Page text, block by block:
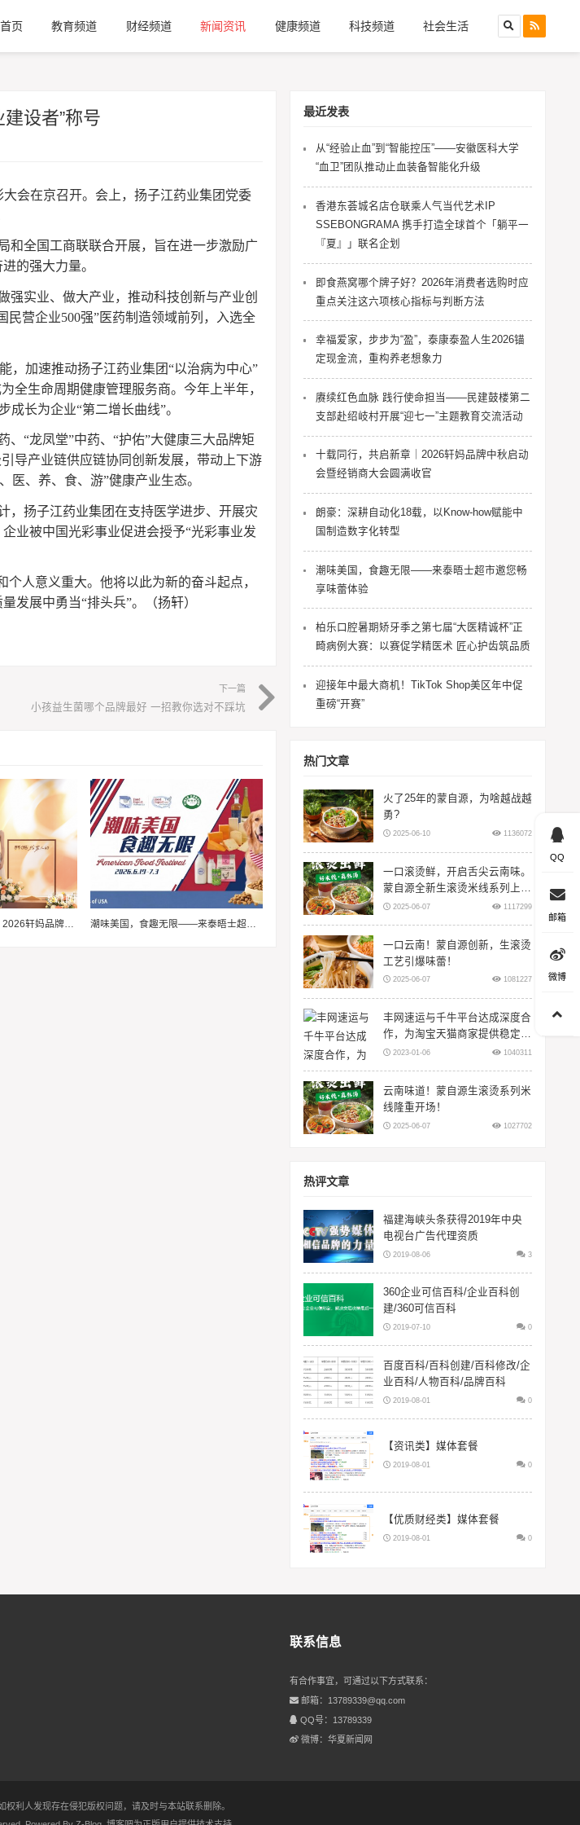
首页 教育频道 财经频道 新闻资讯 健康频道 科技频道 社会生活
设者”称号
会在京召开。会上，扬子江药业集团党委
和全国工商联联合开展，旨在进一步激励广
的强大力量。
强实业、做大产业，推动科技创新与产业创
营企业500强”医药制造领域前列，入选全
，加速推动扬子江药业集团“以治病为中心”
全生命周期健康管理服务商。今年上半年，
长为企业“第二增长曲线”。
、“龙凤堂”中药、“护佑”大健康三大品牌矩
导产业链供应链协同创新发展，带动上下游
医、养、食、游”健康产业生态。
，扬子江药业集团在支持医学进步、开展灾
业被中国光彩事业促进会授予“光彩事业发
人意义重大。他将以此为新的奋斗起点，
发展中勇当“排头兵”。（扬轩）
下一篇
小孩益生菌哪个品牌最好 一招教你选对不踩坑
十载同行，共启新章｜2026轩妈品牌中秋启动会暨经销商大会圆满收官 潮味美国，食趣无限——来泰晤士超市邀您畅享味蕾体验
最近发表
从“经验止血”到“智能控压”——安徽医科大学
“血卫”团队推动止血装备智能化升级
香港东荟城名店仓联乘人气当代艺术IP
SSEBONGRAMA 携手打造全球首个「躺平一
『夏』」联名企划
即食燕窝哪个牌子好？2026年消费者选购时应
重点关注这六项核心指标与判断方法
幸福爱家，步步为“盈”，泰康泰盈人生2026锚
定现金流，重构养老想象力
赓续红色血脉 践行使命担当——民建鼓楼第二
支部赴绍岐村开展“迎七一”主题教育交流活动
十载同行，共启新章｜2026轩妈品牌中秋启动
会暨经销商大会圆满收官
朗豪：深耕自动化18载，以Know-how赋能中
国制造数字化转型
潮味美国，食趣无限——来泰晤士超市邀您畅
享味蕾体验
柏乐口腔暑期矫牙季之第七届“大医精诚杯”正
畸病例大赛：以赛促学精医术 匠心护齿筑品质
迎接年中最大商机！TikTok Shop美区年中促
重磅“开赛”
热门文章
火了25年的蒙自源，为啥越战越
勇?
2025-06-10 1136072
一口滚烫鲜，开启舌尖云南味。
蒙自源全新生滚烫米线系列上
线！2025-06-07 1117299
一口云南！蒙自源创新，生滚烫
工艺引爆味蕾！
2025-06-07 1081227
丰网速运与千牛平台达成深度合
作，为淘宝天猫商家提供稳定物
流服务
2023-01-06 1040311
云南味道！蒙自源生滚烫系列米
线隆重开场！
2025-06-07 1027702
热评文章
福建海峡头条获得2019年中央
电视台广告代理资质
2019-08-06 3
360企业可信百科/企业百科创
建/360可信百科
2019-07-10 0
百度百科/百科创建/百科修改/企
业百科/人物百科/品牌百科
2019-08-01 0
【资讯类】媒体套餐
2019-08-01 0
【优质财经类】媒体套餐
2019-08-01 0
联系信息
有合作事宜，可通过以下方式联系：
邮箱：13789339@qq.com
QQ号：13789339
微博：华夏新闻网
利人发现存在侵犯版权问题，请及时与本站联系删除。
QQ
邮箱
微博